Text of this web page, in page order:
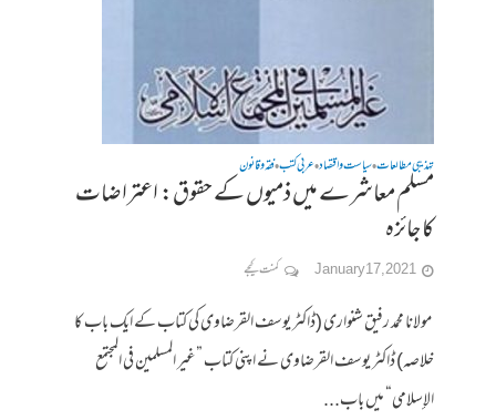
تہذیبی مطالعات•سیاست واقتصاد•عربی کتب•فقہ وقانون
مسلم معاشرے میں ذمیوں کے حقوق: اعتراضات
کا جائزہ
January 17, 2021 کمنت کیجے
مولانا محمد رفیق شنواری (ڈاکٹر یوسف القرضاوی کی کتاب کے ایک باب کا
خلاصہ) ڈاکٹر یوسف القرضاوی نے اپنی کتاب ”غير المسلمين فى المجتمع
الإسلامى“ میں باب...